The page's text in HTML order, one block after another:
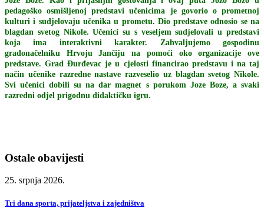
pedagoško osmišljenoj predstavi učenicima je govorio o prometnoj
kulturi i sudjelovaju učenika u prometu. Dio predstave odnosio se na
blagdan svetog Nikole. Učenici su s veseljem sudjelovali u predstavi
koja ima interaktivni karakter. Zahvaljujemo gospodinu
gradonačelniku Hrvoju Jančiju na pomoći oko organizacije ove
predstave. Grad Đurđevac je u cjelosti financirao predstavu i na taj
način učenike razredne nastave razveselio uz blagdan svetog Nikole.
Svi učenici dobili su na dar magnet s porukom Joze Boze, a svaki
razredni odjel prigodnu didaktičku igru.
Ostale obavijesti
25. srpnja 2026.
Tri dana sporta, prijateljstva i zajedništva